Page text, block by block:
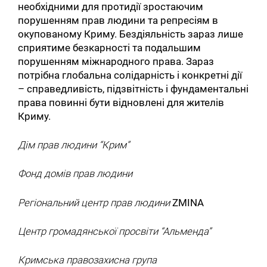
необхідними для протидії зростаючим
порушенням прав людини та репресіям в
окупованому Криму. Бездіяльність зараз лише
сприятиме безкарності та подальшим
порушенням міжнародного права. Зараз
потрібна глобальна солідарність і конкретні дії
– справедливість, підзвітність і фундаментальні
права повинні бути відновлені для жителів
Криму.
Дім прав людини “Крим”
Фонд домів прав людини
Регіональний центр прав людиниZMINA
Центр громадянської просвіти “Альменда”
Кримська правозахисна група